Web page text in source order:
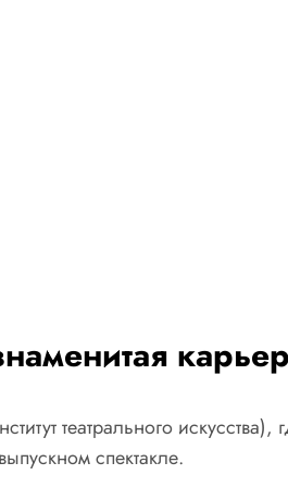
театрального
спектакле.